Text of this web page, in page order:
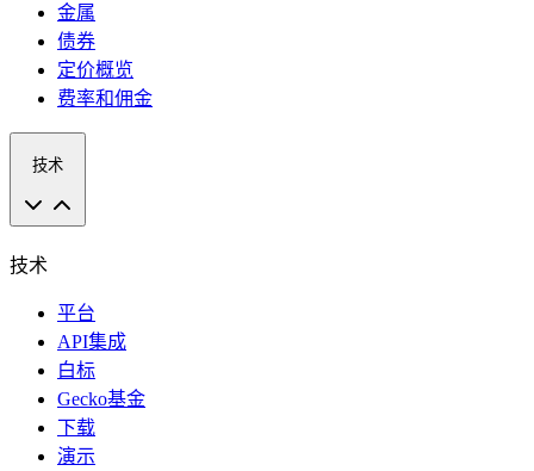
金属
债券
定价概览
费率和佣金
技术
技术
平台
API集成
白标
Gecko基金
下载
演示